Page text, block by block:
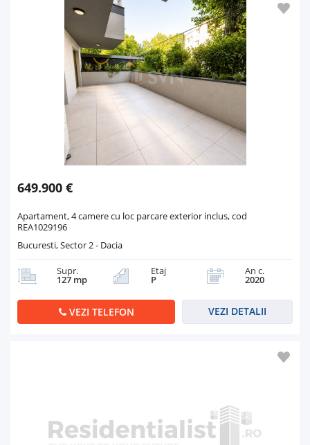
649.900 €
Apartament, 4 camere cu loc parcare exterior inclus, cod
REA1029196
Bucuresti, Sector 2 - Dacia
Supr.
127 mp
Etaj
P
An c.
2020
VEZI TELEFON VEZI DETALII